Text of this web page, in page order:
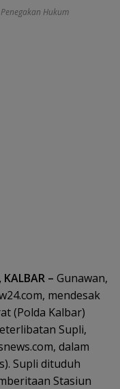
Penegakan Hukum
– Gunawan,
mendesak
(Polda Kalbar)
Supli,
dalam
Supli dituduh
Stasiun